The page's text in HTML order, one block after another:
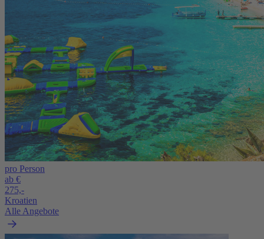
pro Person
ab €
275,-
Kroatien
Alle Angebote